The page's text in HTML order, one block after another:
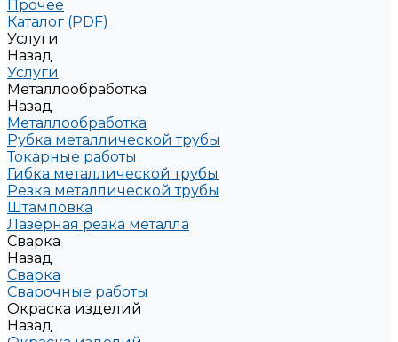
Прочее
Каталог (PDF)
Услуги
Назад
Услуги
Металлообработка
Назад
Металлообработка
Рубка металлической трубы
Токарные работы
Гибка металлической трубы
Резка металлической трубы
Штамповка
Лазерная резка металла
Сварка
Назад
Сварка
Сварочные работы
Окраска изделий
Назад